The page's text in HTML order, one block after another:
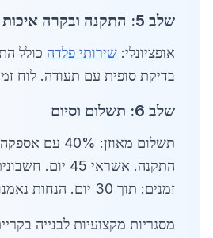
שלב 5: התקנה ובקרה איכות
אופציונלי: שירותי פלדה כולל
בדיקת סופית עם תעודה. לוח זמנים: 1-2
שלב 6: תשלום וסיום
התקנה. אשראי 45
זמנים: תוך 30 יום. הנחות נאמנות 5%.
מסגריות מקצועיות לבנייה